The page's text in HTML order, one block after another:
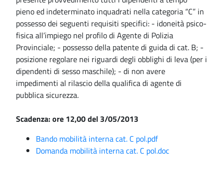
pieno ed indeterminato inquadrati nella categoria “C” in
possesso dei seguenti requisiti specifici: - idoneità psico-
fisica all’impiego nel profilo di Agente di Polizia
Provinciale; - possesso della patente di guida di cat. B; -
posizione regolare nei riguardi degli obblighi di leva (per i
dipendenti di sesso maschile); - di non avere
impedimenti al rilascio della qualifica di agente di
pubblica sicurezza.
Scadenza: ore 12,00 del 3/05/2013
Bando mobilità interna cat. C pol.pdf
Domanda mobilità interna cat. C pol.doc